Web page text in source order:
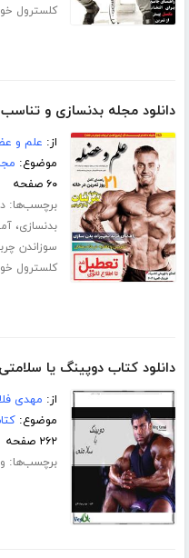
کلسترول
دانلود مجله بدنسازی و تناسب
از: علم و
موضوع:
۶۰ صفحه
برچسب‌ها:
بدنسازی،
سوزاندن
کلسترول
دانلود کتاب دوپینگ یا سلامتی
از: مهدی
موضوع:
۲۶۲ صفحه
برچسب‌ها: